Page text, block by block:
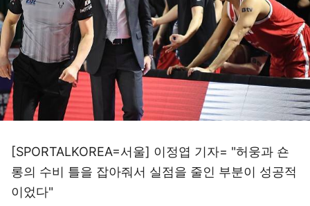
[SPORTALKOREA=서울] 이정엽 기자= "허웅과 숀
롱의 수비 틀을 잡아줘서 실점을 줄인 부분이 성공적
이었다"